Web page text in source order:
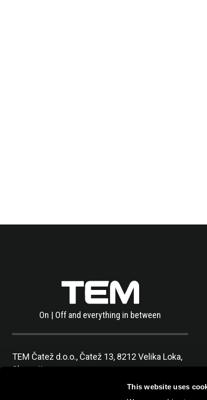
This website uses
On | Off and everything in between
TEM Čatež d.o.o., Čatež 13, 8212 Velika Loka,
Slovenija
info@tem.si